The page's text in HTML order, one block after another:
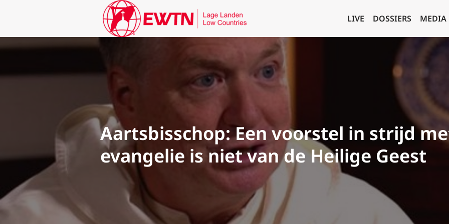
LIVE DOSSIERS MEDIA
Aartsbisschop: Een voorstel in strijd
evangelie is niet van de Heilige Geest